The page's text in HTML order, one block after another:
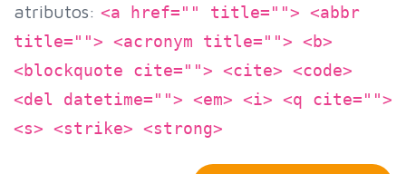
atributos: <a href="" title=""> <abbr
title=""> <acronym title=""> <b>
<blockquote cite=""> <cite> <code>
<del datetime=""> <em> <i> <q cite="">
<s> <strike> <strong>